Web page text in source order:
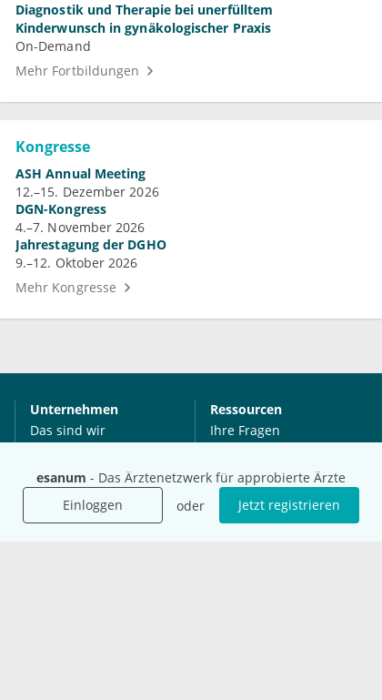
esanum - Das Ärztenetzwerk für approbierte Ärzte
Einloggen
oder Jetzt registrieren
Diagnostik und Therapie bei unerfülltem
Kinderwunsch in gynäkologischer Praxis
On-Demand
Mehr Fortbildungen
Kongresse
ASH Annual Meeting
12.–15. Dezember 2026
DGN-Kongress
4.–7. November 2026
Jahrestagung der DGHO
9.–12. Oktober 2026
Mehr Kongresse
Unternehmen
Das sind wir
Für Agenturen
Mediadaten
Presse
Ressourcen
Ihre Fragen